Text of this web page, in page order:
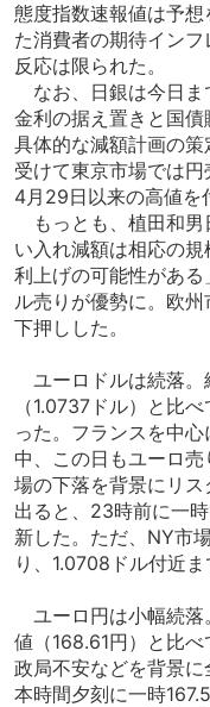
態度指数速報値は予
た消費者の期待イン
反応は限られた。
なお、日銀は今日ま
金利の据え置きと国債
具体的な減額計画の
受けて東京市場では
4月29日以来の高値を
もっとも、植田和男
い入れ減額は相応の
利上げの可能性があ
ル売りが優勢に。欧
下押しした。
ユーロドルは続落。
（1.0737ドル）と比
った。フランスを中
中、この日もユーロ
場の下落を背景にリ
出ると、23時前に一
新した。ただ、NY市
り、1.0708ドル付近ま
ユーロ円は小幅続落
値（168.61円）と比
政局不安などを背景
本時間夕刻に一時